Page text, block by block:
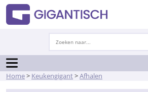
Home> Keukengigant>Afhalen